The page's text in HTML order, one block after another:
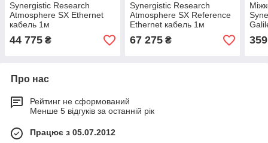
Synergistic Research
Atmosphere SX Ethernet
кабель 1м
44 775 ₴
Synergistic Research
Atmosphere SX Reference
Ethernet кабель 1м
67 275₴
Про нас
Рейтинг не сформований
Менше 5 відгуків за останній рік
Працює з 05.07.2012